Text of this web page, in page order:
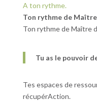
A ton rythme.
Ton rythme de Maître
Ton rythme de Maître
Tu as le pouvoir
Tes espaces de
récupérAction.